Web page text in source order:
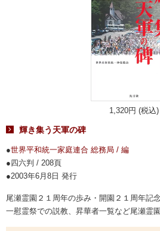
1,320円 (税込)
輝き集う天軍の碑
世界平和統一家庭連合 総務局 / 編
四六判 / 208頁
2003年6月8日 発行
尾瀬霊園２１周年の歩み・開園２１周年記
一慰霊祭での説教、昇華者一覧など尾瀬霊